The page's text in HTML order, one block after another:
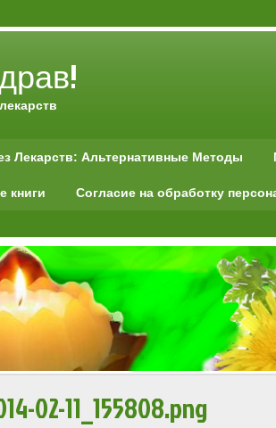
Лекарств: Альтернативные Методы
книги Согласие на обработку
02-11_155808.png